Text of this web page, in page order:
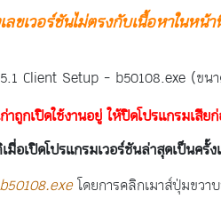
ขเวอร์ชันไม่ตรงกับเนื้อหาในหน้า
Client Setup - b50108.exe (ขน
ถูกเปิดใช้งานอยู่ ให้ปิดโปรแกรมเสีย
อเปิดโปรแกรมเวอร์ชันล่าสุดเป็นครั้
โดยการคลิกเมาส์ปุ่มขวา